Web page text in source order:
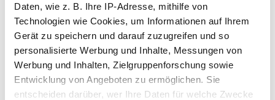
Daten, wie z. B. Ihre IP-Adresse, mithilfe von
Technologien wie Cookies, um Informationen auf Ihrem
Gerät zu speichern und darauf zuzugreifen und so
personalisierte Werbung und Inhalte, Messungen von
Werbung und Inhalten, Zielgruppenforschung sowie
Entwicklung von Angeboten zu ermöglichen. Sie
entscheiden darüber, wer Ihre Daten für welche Zwecke